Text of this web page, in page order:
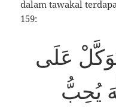
dalam tawakal
159:
عَلَى
يُحِبُّ